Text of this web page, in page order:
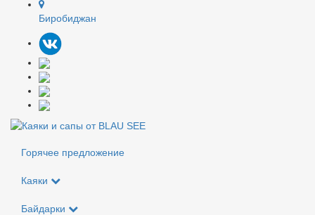
Биробиджан
Горячее предложение
Каяки
Байдарки